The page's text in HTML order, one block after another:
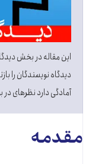
این مقاله در بخش
دیدگاه نویسندگان را
آمادگی دارد نظرهای در
مقدمە